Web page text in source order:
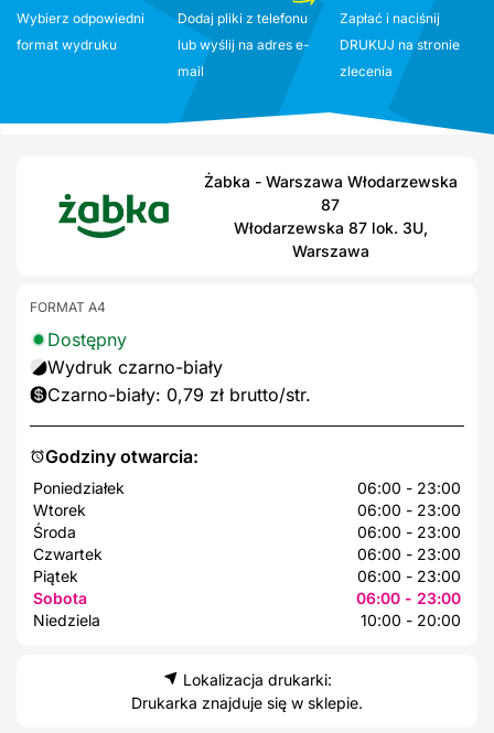
Wybierz odpowiedni
format wydruku
Dodaj pliki z telefonu
lub wyślij na adres e-
mail
Zapłać i naciśnij
DRUKUJ na stronie
zlecenia
Żabka - Warszawa Włodarzewska
87
Włodarzewska 87 lok. 3U,
Warszawa
Godziny otwarcia:
Poniedziałek
06:00 - 23:00
Wtorek
06:00 - 23:00
Środa
06:00 - 23:00
Czwartek
06:00 - 23:00
Piątek
06:00 - 23:00
Sobota
06:00 - 23:00
Niedziela
10:00 - 20:00
FORMAT A4
Dostępny
Wydruk czarno-biały
Czarno-biały: 0,79 zł brutto/str.
Lokalizacja drukarki:
Drukarka znajduje się w sklepie.